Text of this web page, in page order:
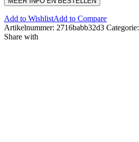
Add to WishlistAdd to Compare
Artikelnummer: 2716babb32d3 Categorie:
Share with